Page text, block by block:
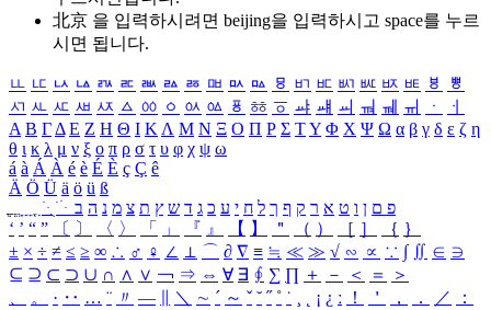
北京 을 입력하시려면 beijing을 입력하시고 space를 누르
시면 됩니다.
ㅥ ㅦ ㅧ ㅨ ㅩ ㅪ ㅫ ㅬ ㅭ ㅮ ㅯ ㅰ ㅱ ㅲ ㅳ ㅴ ㅵ ㅶ ㅷ ㅸ
ㅹ
ㅺ ㅻ ㅼ ㅽ ㅾ ㅿ ㆀ ㆁ ㆂ ㆃ ㆄ ㆅ ㆆ ㆇ ㆈ ㆉ ㆊ ㆋ ㆌ ㆍ
ㆎ
Α Β ΓΔ Ε Ζ Η Θ Ι ΚΛ Μ Ν Ξ Ο Π Ρ Σ ΤΥ Φ Χ Ψ Ω α β γ δ ε ζ η
θ ι κ λ μ ν ξ ο π ρ σ τ υ φ χ ψ ω
á à Á À é è É È ç Ç ê
Ä Ö Ü ä ö ü ß
ִֶֹ ֻּ ׁׂ פ ם ן ו ט א ר ק ף ך ל ח י ע כ ג ד ש ץ ת צ מ נ ה ב
‘ ’ “ ” 〔 〕 〈 〉 「 」 『 』 【 】 ＂ （ ） ［ ］ ｛ ｝
± × ÷ ≠ ≤ ≥ ∞ ∴ ♂ ♀ ∠ ⊥ ⌒ ∂ ∇ ≡ ≒ ≪ ≫ √ ∽ ∝ ∵ ∫ ∬ ∈ ∋
⊆ ⊇ ⊂ ⊃ ∪ ∩ ∧ ∨ ￢ ⇒ ⇔ ∀ ∃ ∮ ∑ ∏ ＋ － ＜ ＝
＞
、
。 · ‥ … ¨ 〃 ― ＼ ∼ ´ ～ ˇ ˘ ˝ ˚ ˙ ¸ ¡ ¿ ː ！ ＇ ， ． ／
：